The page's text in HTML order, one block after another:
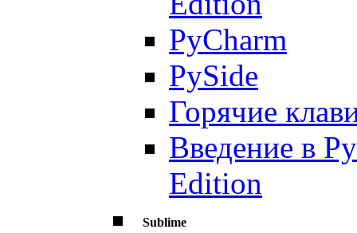
PyCharm
PySide
Горячие
Введение в
Edition
Sublime